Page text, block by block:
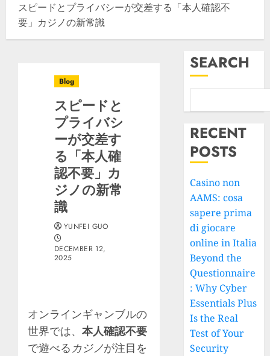
スピードとプライバシーが交差する「本人確認不
要」カジノの新常識
Blog
スピードと
プライバシ
ーが交差す
る「本人確
認不要」カ
ジノの新常
識
YUNFEI GUO
DECEMBER 12,
2025
オンラインギャンブルの
世界では、 本人確認不要
で遊べる カジノが注目を
SEARCH
RECENT
POSTS
Casino non
AAMS: cosa
sapere prima
di giocare
online in Italia
Beyond the
Questionnaire
: Why Cyber
Essentials Plus
Is the Real
Test of Your
Security